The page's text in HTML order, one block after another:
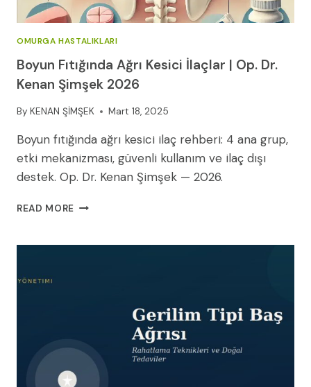
OMURGA HASTALIKLARI
Boyun Fıtığında Ağrı Kesici İlaçlar | Op. Dr.
Kenan Şimşek 2026
By KENAN ŞİMŞEK Mart 18, 2025
Boyun fıtığında ağrı kesici ilaç rehberi: 4 ana grup,
etki mekanizması, güvenli kullanım ve ilaç dışı
destek. Op. Dr. Kenan Şimşek — 2026.
READ MORE BOYUN
KESICI
2026